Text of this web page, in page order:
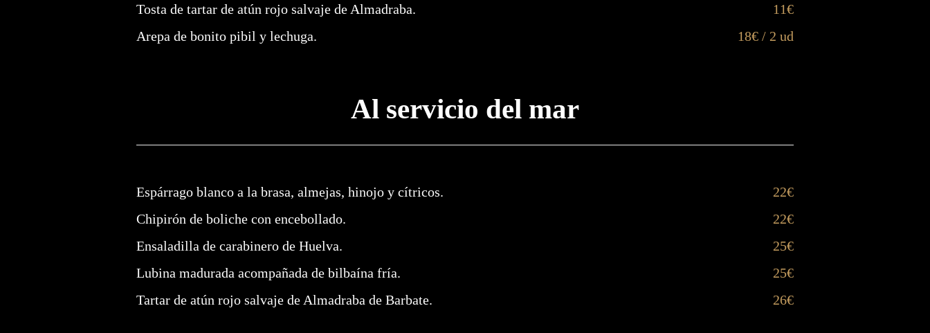
Tosta de tartar de atún rojo salvaje de Almadraba.
11€
Arepa de bonito pibil y lechuga.
18€ / 2 ud
Al servicio del mar
Espárrago blanco a la brasa, almejas, hinojo y cítricos.
22€
Chipirón de boliche con encebollado.
22€
Ensaladilla de carabinero de Huelva.
25€
Lubina madurada acompañada de bilbaína fría.
25€
Tartar de atún rojo salvaje de Almadraba de Barbate.
26€